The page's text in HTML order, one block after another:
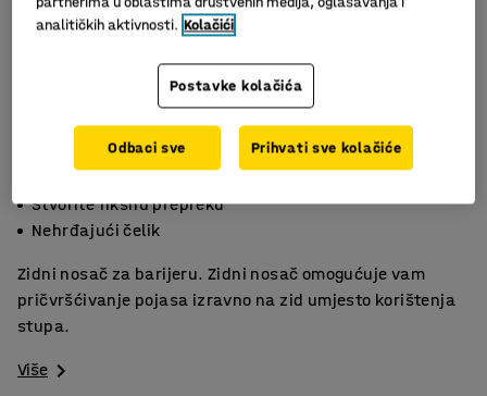
Uštedite prostor
Stvorite fiksnu prepreku
Nehrđajući čelik
Zidni nosač za barijeru. Zidni nosač omogućuje vam
pričvršćivanje pojasa izravno na zid umjesto korištenja
stupa.
Više
analitičkih aktivnosti. Kolačići
Postavke kolačića
Odbaci sve Prihvati sve kolačiće